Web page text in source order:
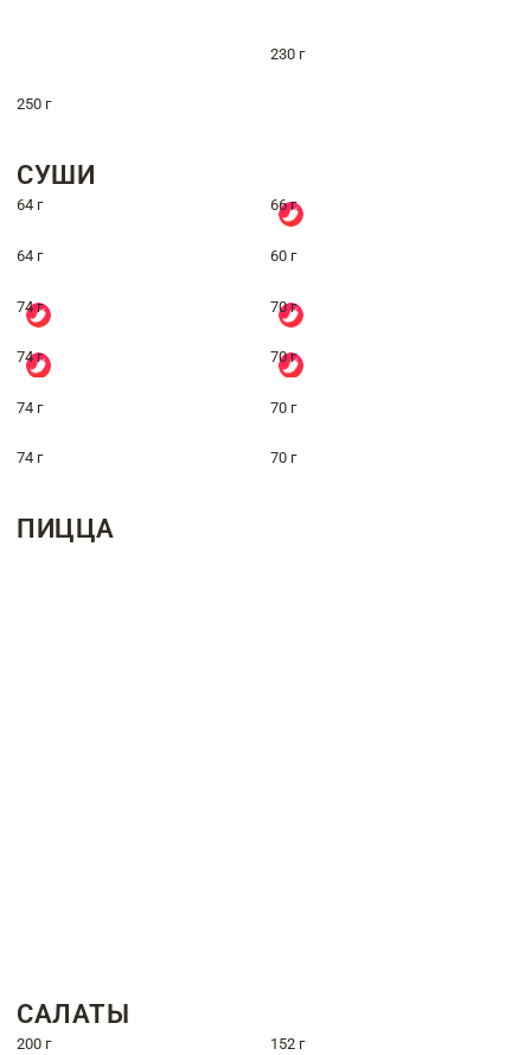
230 г
250 г
СУШИ
64 г 66 г
64 г 60 г
74 г 70 г
74 г 70 г
74 г 70 г
74 г 70 г
ПИЦЦА
САЛАТЫ
200 г 152 г